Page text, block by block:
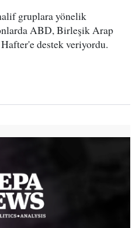
gruplara yönelik
ABD, Birleşik Arap
destek veriyordu.